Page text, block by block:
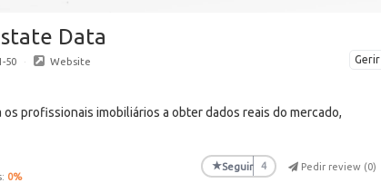
Data
Gerir
50 · Website
profissionais imobiliários a obter dados reais do mercado,
0%
★Seguir 4 Pedir review (0)